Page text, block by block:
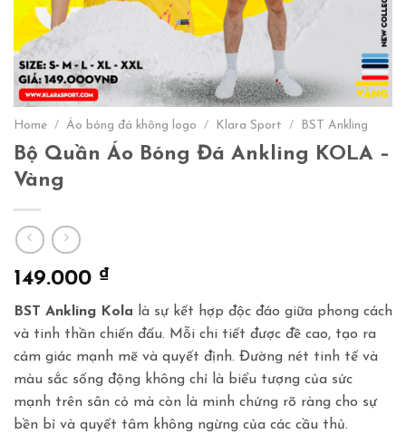
Home / Áo bóng đá không logo / Klara Sport / BST Ankling
Bộ Quần Áo Bóng Đá Ankling KOLA –
Vàng
149.000 ₫
BST Ankling Kola là sự kết hợp độc đáo giữa phong cách
và tinh thần chiến đấu. Mỗi chi tiết được đề cao, tạo ra
cảm giác mạnh mẽ và quyết định. Đường nét tinh tế và
màu sắc sống động không chỉ là biểu tượng của sức
mạnh trên sân cỏ mà còn là minh chứng rõ ràng cho sự
bền bỉ và quyết tâm không ngừng của các cầu thủ.